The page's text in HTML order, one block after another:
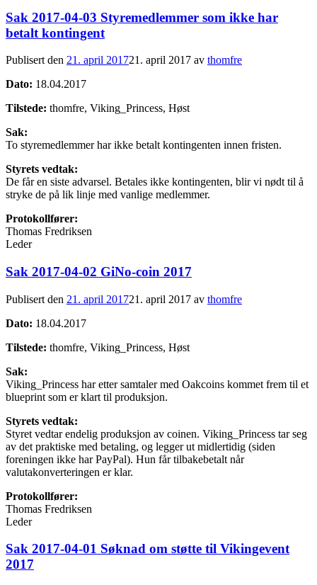
Sak 2017-04-03 Styremedlemmer som ikke har
betalt kontingent
Publisert den 21. april 201721. april 2017 av thomfre
Dato: 18.04.2017
Tilstede: thomfre, Viking_Princess, Høst
Sak:
To styremedlemmer har ikke betalt kontingenten innen fristen.
Styrets vedtak:
De får en siste advarsel. Betales ikke kontingenten, blir vi nødt til å
stryke de på lik linje med vanlige medlemmer.
Protokollfører:
Thomas Fredriksen
Leder
Sak 2017-04-02 GiNo-coin 2017
Publisert den 21. april 201721. april 2017 av thomfre
Dato: 18.04.2017
Tilstede: thomfre, Viking_Princess, Høst
Sak:
Viking_Princess har etter samtaler med Oakcoins kommet frem til et
blueprint som er klart til produksjon.
Styrets vedtak:
Styret vedtar endelig produksjon av coinen. Viking_Princess tar seg
av det praktiske med betaling, og legger ut midlertidig (siden
foreningen ikke har PayPal). Hun får tilbakebetalt når
valutakonverteringen er klar.
Protokollfører:
Thomas Fredriksen
Leder
Sak 2017-04-01 Søknad om støtte til Vikingevent
2017